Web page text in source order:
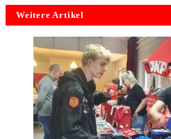
Weitere Artikel